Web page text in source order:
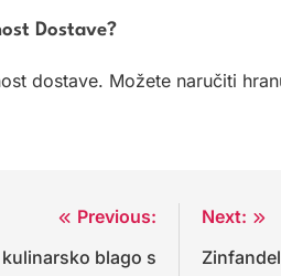
Dostave?
dostave. Možete naručiti
Previous:
blago s
Next: